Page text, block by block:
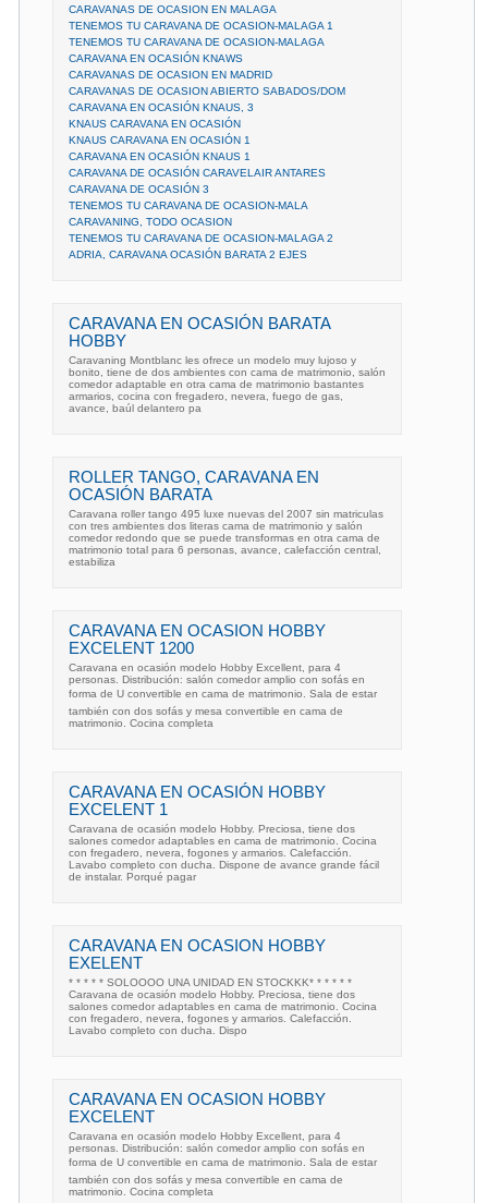
CARAVANAS DE OCASION EN MALAGA
TENEMOS TU CARAVANA DE OCASION-MALAGA 1
TENEMOS TU CARAVANA DE OCASION-MALAGA
CARAVANA EN OCASIÓN KNAWS
CARAVANAS DE OCASION EN MADRID
CARAVANAS DE OCASION ABIERTO SABADOS/DOM
CARAVANA EN OCASIÓN KNAUS, 3
KNAUS CARAVANA EN OCASIÓN
KNAUS CARAVANA EN OCASIÓN 1
CARAVANA EN OCASIÓN KNAUS 1
CARAVANA DE OCASIÓN CARAVELAIR ANTARES
CARAVANA DE OCASIÓN 3
TENEMOS TU CARAVANA DE OCASION-MALA
CARAVANING, TODO OCASION
TENEMOS TU CARAVANA DE OCASION-MALAGA 2
ADRIA, CARAVANA OCASIÓN BARATA 2 EJES
CARAVANA EN OCASIÓN BARATA
HOBBY
Caravaning Montblanc les ofrece un modelo muy lujoso y
bonito, tiene de dos ambientes con cama de matrimonio, salón
comedor adaptable en otra cama de matrimonio bastantes
armarios, cocina con fregadero, nevera, fuego de gas,
avance, baúl delantero pa
ROLLER TANGO, CARAVANA EN
OCASIÓN BARATA
Caravana roller tango 495 luxe nuevas del 2007 sin matriculas
con tres ambientes dos literas cama de matrimonio y salón
comedor redondo que se puede transformas en otra cama de
matrimonio total para 6 personas, avance, calefacción central,
estabiliza
CARAVANA EN OCASION HOBBY
EXCELENT 1200
Caravana en ocasión modelo Hobby Excellent, para 4
personas. Distribución: salón comedor amplio con sofás en
forma de U convertible en cama de matrimonio. Sala de estar
también con dos sofás y mesa convertible en cama de
matrimonio. Cocina completa
CARAVANA EN OCASIÓN HOBBY
EXCELENT 1
Caravana de ocasión modelo Hobby. Preciosa, tiene dos
salones comedor adaptables en cama de matrimonio. Cocina
con fregadero, nevera, fogones y armarios. Calefacción.
Lavabo completo con ducha. Dispone de avance grande fácil
de instalar. Porqué pagar
CARAVANA EN OCASION HOBBY
EXELENT
* * * * * SOLOOOO UNA UNIDAD EN STOCKKK* * * * * *
Caravana de ocasión modelo Hobby. Preciosa, tiene dos
salones comedor adaptables en cama de matrimonio. Cocina
con fregadero, nevera, fogones y armarios. Calefacción.
Lavabo completo con ducha. Dispo
CARAVANA EN OCASION HOBBY
EXCELENT
Caravana en ocasión modelo Hobby Excellent, para 4
personas. Distribución: salón comedor amplio con sofás en
forma de U convertible en cama de matrimonio. Sala de estar
también con dos sofás y mesa convertible en cama de
matrimonio. Cocina completa